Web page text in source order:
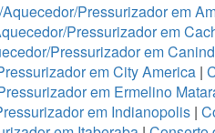
Pressurizador em
Pressurizador em
Pressurizador em
em City America |
em Ermelino
em Indianopolis |